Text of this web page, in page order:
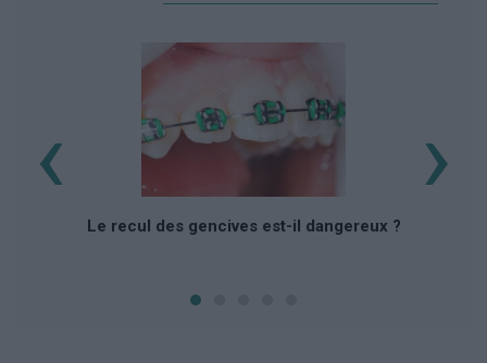
Le recul des gencives est-il dangereux ?
‹ ›